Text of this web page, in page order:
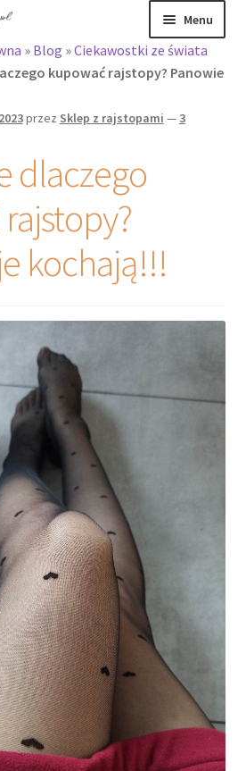
Menu
» Blog »Ciekawostki ze świata
kupować rajstopy? Panowie
przez Sklep z rajstopami — 3
dlaczego
kochają!!!